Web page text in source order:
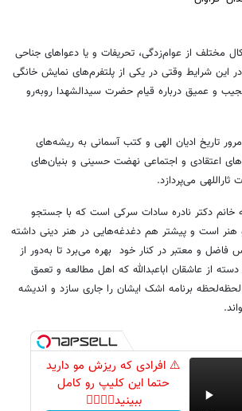
مختلف از عوام‌زدگی، تحریفات و یا دعواهای جناحی
این شرایط وقتی در یکی از پلتفرم‌های نمایش خانگی
نجیب و عمیق درباره قیام حضرت سیدالشهدا روبه‌رو
مرور تاریخ ادیان الهی و کتب آسمانی به ریشه‌های
اعتقادی و اجتماعی نهضت حسینی و بنیان‌های
می‌پردازد.
خانم دکتر نادره سادات سرکی است که با جستجو
هنر است و پیشتر هم دغدغه‌هایی در هنر دینی داشته
فاضل و معتبر در کنار خود بهره می‌برد تا به‌دور از
از عاشقان اباعبدالله که اهل مطالعه و تعمق
برنامه اشک ایشان را جاری سازد و اندیشه
⚠️ افرادی که ریزش مو دارید
حتما این کلیپ رو کامل
ببینید👆🏻👆🏻